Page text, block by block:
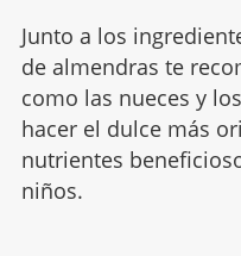
Junto a los
de almendras te
como las nueces y
hacer el dulce más
nutrientes
niños.